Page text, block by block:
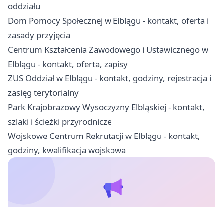
oddziału
Dom Pomocy Społecznej w Elblągu - kontakt, oferta i
zasady przyjęcia
Centrum Kształcenia Zawodowego i Ustawicznego w
Elblągu - kontakt, oferta, zapisy
ZUS Oddział w Elblągu - kontakt, godziny, rejestracja i
zasięg terytorialny
Park Krajobrazowy Wysoczyzny Elbląskiej - kontakt,
szlaki i ścieżki przyrodnicze
Wojskowe Centrum Rekrutacji w Elblągu - kontakt,
godziny, kwalifikacja wojskowa